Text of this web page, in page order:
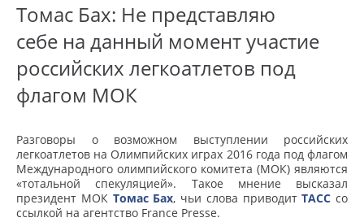
Томас Бах: Не представляю
себе на данный момент участие
российских легкоатлетов под
флагом МОК
Разговоры о возможном выступлении российских
легкоатлетов на Олимпийских играх 2016 года под флагом
Международного олимпийского комитета (МОК) являются
«тотальной спекуляцией». Такое мнение высказал
президент МОК Томас Бах, чьи слова приводитТАСС со
ссылкой на агентство France Presse.